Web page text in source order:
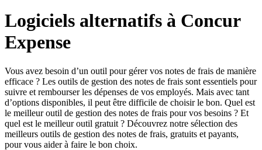
Logiciels alternatifs à Concur
Expense
Vous avez besoin d’un outil pour gérer vos notes de frais de manière
efficace ? Les outils de gestion des notes de frais sont essentiels pour
suivre et rembourser les dépenses de vos employés. Mais avec tant
d’options disponibles, il peut être difficile de choisir le bon. Quel est
le meilleur outil de gestion des notes de frais pour vos besoins ? Et
quel est le meilleur outil gratuit ? Découvrez notre sélection des
meilleurs outils de gestion des notes de frais, gratuits et payants,
pour vous aider à faire le bon choix.